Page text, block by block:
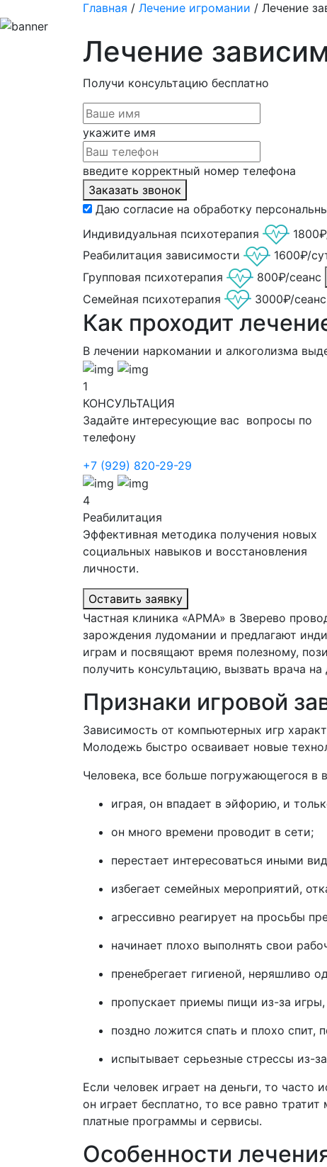
Главная / Лечение игромании / Лечение
Лечение
Получи консультацию бесплатно
укажите имя
введите корректный номер телефона
Заказать звонок
Даю согласие на обработку
Индивидуальная психотерапия
Реабилитация зависимости
1600₽/
Групповая психотерапия
800₽/сеанс
Семейная психотерапия
3000₽/сеанс
Как проходит
В лечении наркомании и алкоголизма
1
КОНСУЛЬТАЦИЯ
Задайте интересующие вас вопросы по
телефону
+7 (929) 820-29-29
4
Реабилитация
Эффективная методика получения новых
социальных навыков и восстановления
личности.
Оставить заявку
Частная клиника «АРМА» в Зверево
зарождения лудомании и предлагают
играм и посвящают время полезному,
получить консультацию, вызвать врача на
Признаки игровой
Зависимость от компьютерных игр
Молодежь быстро осваивает новые
Человека, все больше погружающегося в
играя, он впадает в эйфорию, и
он много времени проводит в сети;
перестает интересоваться иными
избегает семейных мероприятий,
агрессивно реагирует на просьбы
начинает плохо выполнять свои
пренебрегает гигиеной, неряшливо
пропускает приемы пищи из-за
поздно ложится спать и плохо
испытывает серьезные стрессы из-
Если человек играет на деньги, то
он играет бесплатно, то все равно
платные программы и сервисы.
Особенности